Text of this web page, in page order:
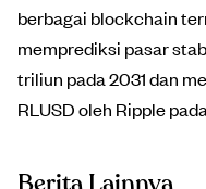
berbagai blockchain
memprediksi pasar
triliun pada 2031 dan
RLUSD oleh Ripple